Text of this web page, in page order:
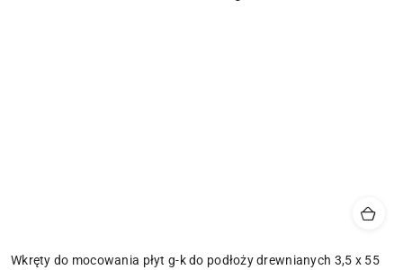
Wkręty do mocowania płyt g-k do podłoży drewnianych 3,5 x 55